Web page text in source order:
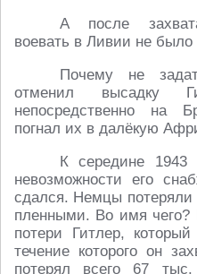
А после
воевать в Ливии не
Почему не
отменил высадку
непосредственно на
погнал их в далёкую
К середине 1943
невозможности его
сдался. Немцы
пленными. Во имя
потери Гитлер,
течение которого он
потерял всего 67